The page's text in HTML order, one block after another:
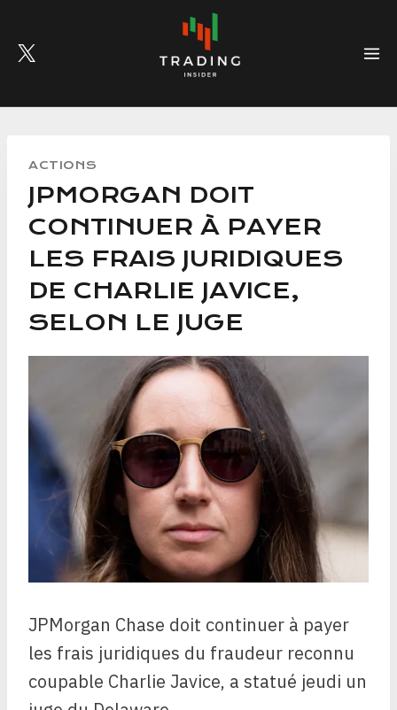
content
ACTIONS
JPMORGAN DOIT
CONTINUER À PAYER
LES FRAIS JURIDIQUES
DE CHARLIE JAVICE,
SELON LE JUGE
JPMorgan Chase doit continuer à payer
les frais juridiques du fraudeur reconnu
coupable Charlie Javice, a statué jeudi un